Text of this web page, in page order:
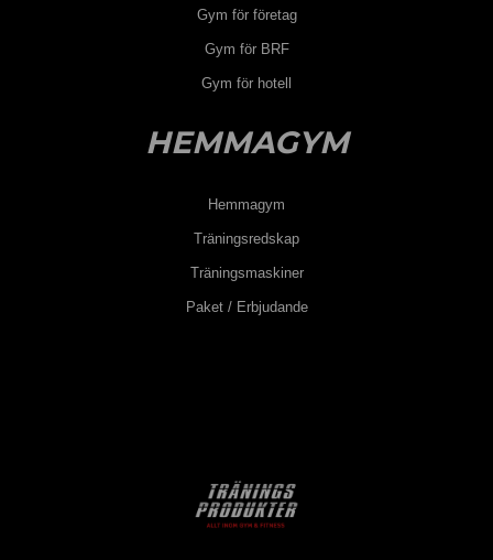
Gym för företag
Gym för BRF
Gym för hotell
HEMMAGYM
Hemmagym
Träningsredskap
Träningsmaskiner
Paket / Erbjudande